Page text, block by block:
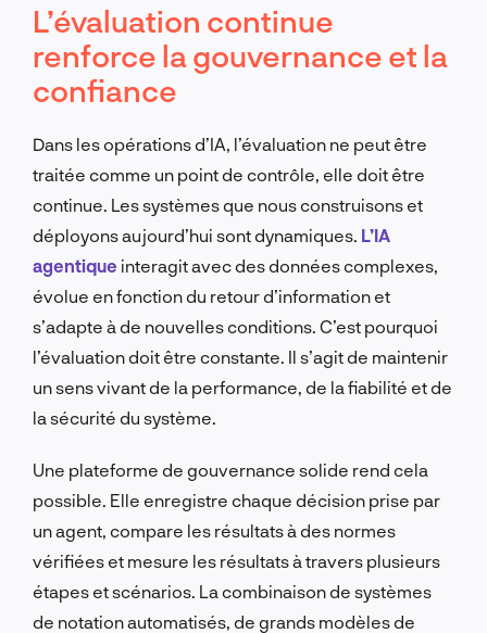
L’évaluation continue
renforce la gouvernance et la
confiance
Dans les opérations d’IA, l’évaluation ne peut être
traitée comme un point de contrôle, elle doit être
continue. Les systèmes que nous construisons et
déployons aujourd’hui sont dynamiques. L’IA
agentique interagit avec des données complexes,
évolue en fonction du retour d’information et
s’adapte à de nouvelles conditions. C’est pourquoi
l’évaluation doit être constante. Il s’agit de maintenir
un sens vivant de la performance, de la fiabilité et de
la sécurité du système.
Une plateforme de gouvernance solide rend cela
possible. Elle enregistre chaque décision prise par
un agent, compare les résultats à des normes
vérifiées et mesure les résultats à travers plusieurs
étapes et scénarios. La combinaison de systèmes
de notation automatisés, de grands modèles de